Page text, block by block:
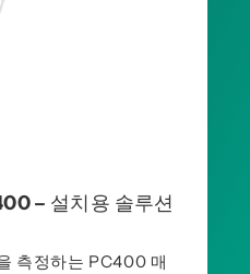
– 설치용 솔루션
측정하는 PC400 매